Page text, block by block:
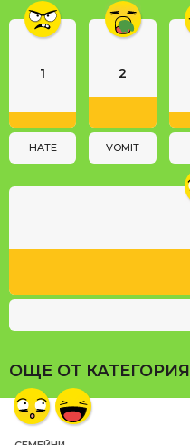
и
n
o
1
HATE
2
VOMIT
ОЩЕ ОТ КАТЕГОРИЯ